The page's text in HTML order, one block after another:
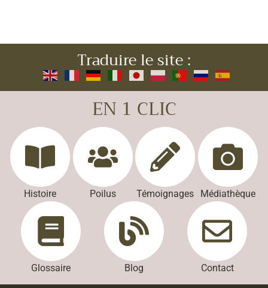
Traduire le site :
EN 1 CLIC
Histoire Poilus Témoignages Médiathèque
Glossaire Blog Contact